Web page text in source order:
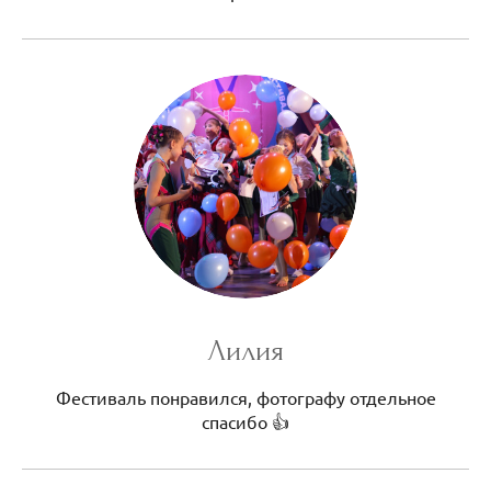
Лилия
Фестиваль понравился, фотографу отдельное
спасибо 👍